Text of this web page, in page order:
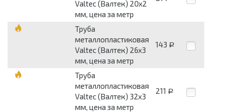
Valtec (Валтек) 20x2
мм, цена за метр
Труба
металлопластиковая
Valtec (Валтек) 26x3
мм, цена за метр
143 Р
Труба
металлопластиковая
Valtec (Валтек) 32x3
мм, цена за метр
211 Р